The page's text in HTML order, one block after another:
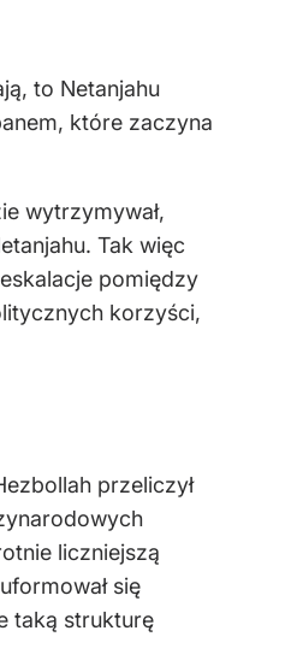
to Netanjahu
które zaczyna
wytrzymywał,
Tak więc
pomiędzy
korzyści,
przeliczył
liczniejszą
się
taką strukturę